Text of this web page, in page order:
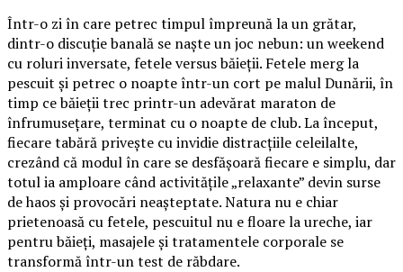
Într-o zi în care petrec timpul împreună la un grătar,
dintr-o discuție banală se naște un joc nebun: un weekend
cu roluri inversate, fetele versus băieții. Fetele merg la
pescuit și petrec o noapte într-un cort pe malul Dunării, în
timp ce băieții trec printr-un adevărat maraton de
înfrumusețare, terminat cu o noapte de club. La început,
fiecare tabără privește cu invidie distracțiile celeilalte,
crezând că modul în care se desfășoară fiecare e simplu, dar
totul ia amploare când activitățile „relaxante” devin surse
de haos și provocări neașteptate. Natura nu e chiar
prietenoasă cu fetele, pescuitul nu e floare la ureche, iar
pentru băieți, masajele și tratamentele corporale se
transformă într-un test de răbdare.